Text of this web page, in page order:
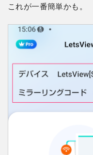
これが一番簡単かも。